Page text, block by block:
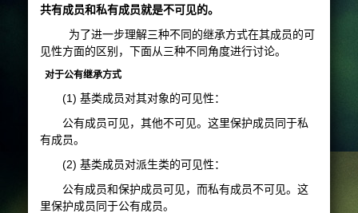
共有成员和私有成员就是不可见的。
为了进一步理解三种不同的继承方式在其成员的可
见性方面的区别，下面从三种不同角度进行讨论。
对于公有继承方式
(1) 基类成员对其对象的可见性：
公有成员可见，其他不可见。这里保护成员同于私
有成员。
(2) 基类成员对派生类的可见性：
公有成员和保护成员可见，而私有成员不可见。这
里保护成员同于公有成员。